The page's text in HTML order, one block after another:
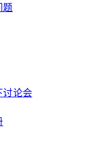
题
讨论会